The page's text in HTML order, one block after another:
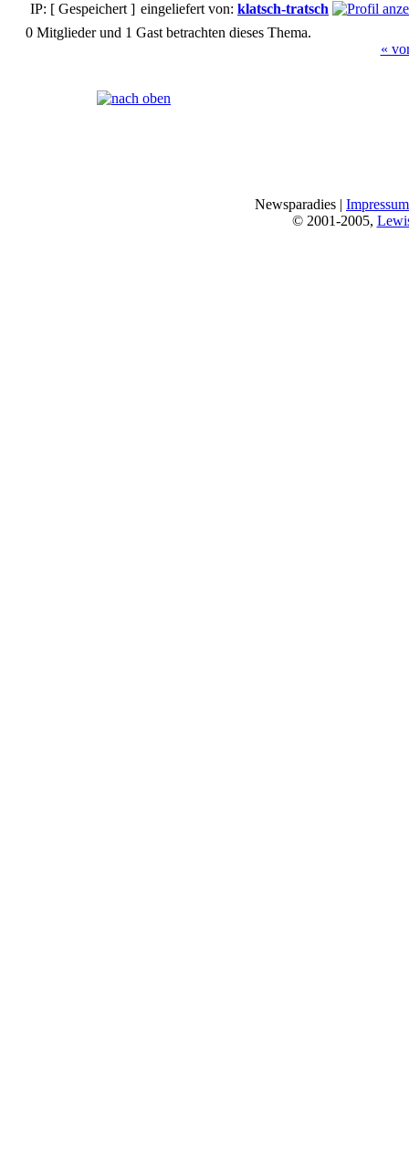
IP: [ Gespeichert ] eingeliefert von: klatsch-tratsch
0 Mitglieder und 1 Gast betrachten dieses Thema.
«
Newsparadies | Impressum
© 2001-2005,